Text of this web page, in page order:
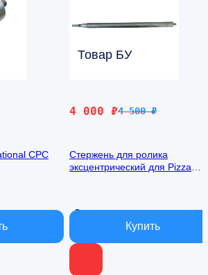
CPC
Товар БУ
4 500₽
Первоначальная
4
4 000 ₽
Текущая
000 ₽.
Cтержень для ролика
эксцентрический для Pizza
В наличии